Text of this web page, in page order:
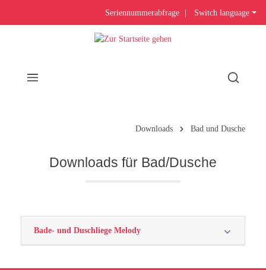
Seriennummerabfrage | Switch language
Downloads Bad und Dusche
Downloads für Bad/Dusche
Bade- und Duschliege Melody